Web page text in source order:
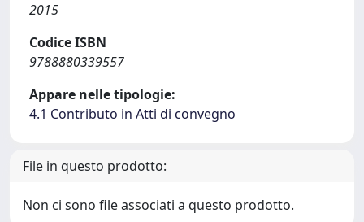
2015
Codice ISBN
9788880339557
Appare nelle tipologie:
4.1 Contributo in Atti di convegno
File in questo prodotto:
Non ci sono file associati a questo prodotto.